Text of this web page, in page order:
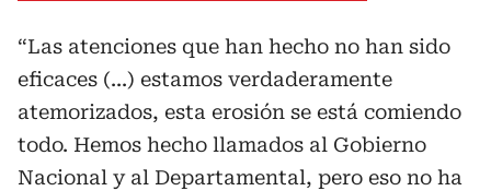
“Las atenciones que han hecho no han sido
eficaces (...) estamos verdaderamente
atemorizados, esta erosión se está comiendo
todo. Hemos hecho llamados al Gobierno
Nacional y al Departamental, pero eso no ha